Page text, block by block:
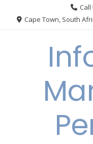
Call
Cape Town, South